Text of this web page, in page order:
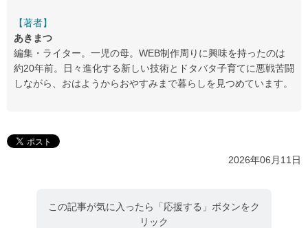
【著者】
あきまつ
編集・ライター。一児の母。WEB制作周りに興味を持ったのは
約20年前。日々進化する新しい技術とドタバタ子育てに悪戦苦闘
しながら、おはようからおやすみまで暮らしを見つめています。
2026年06月11日
この記事が気に入ったら「応援する」ボタンをク
リック